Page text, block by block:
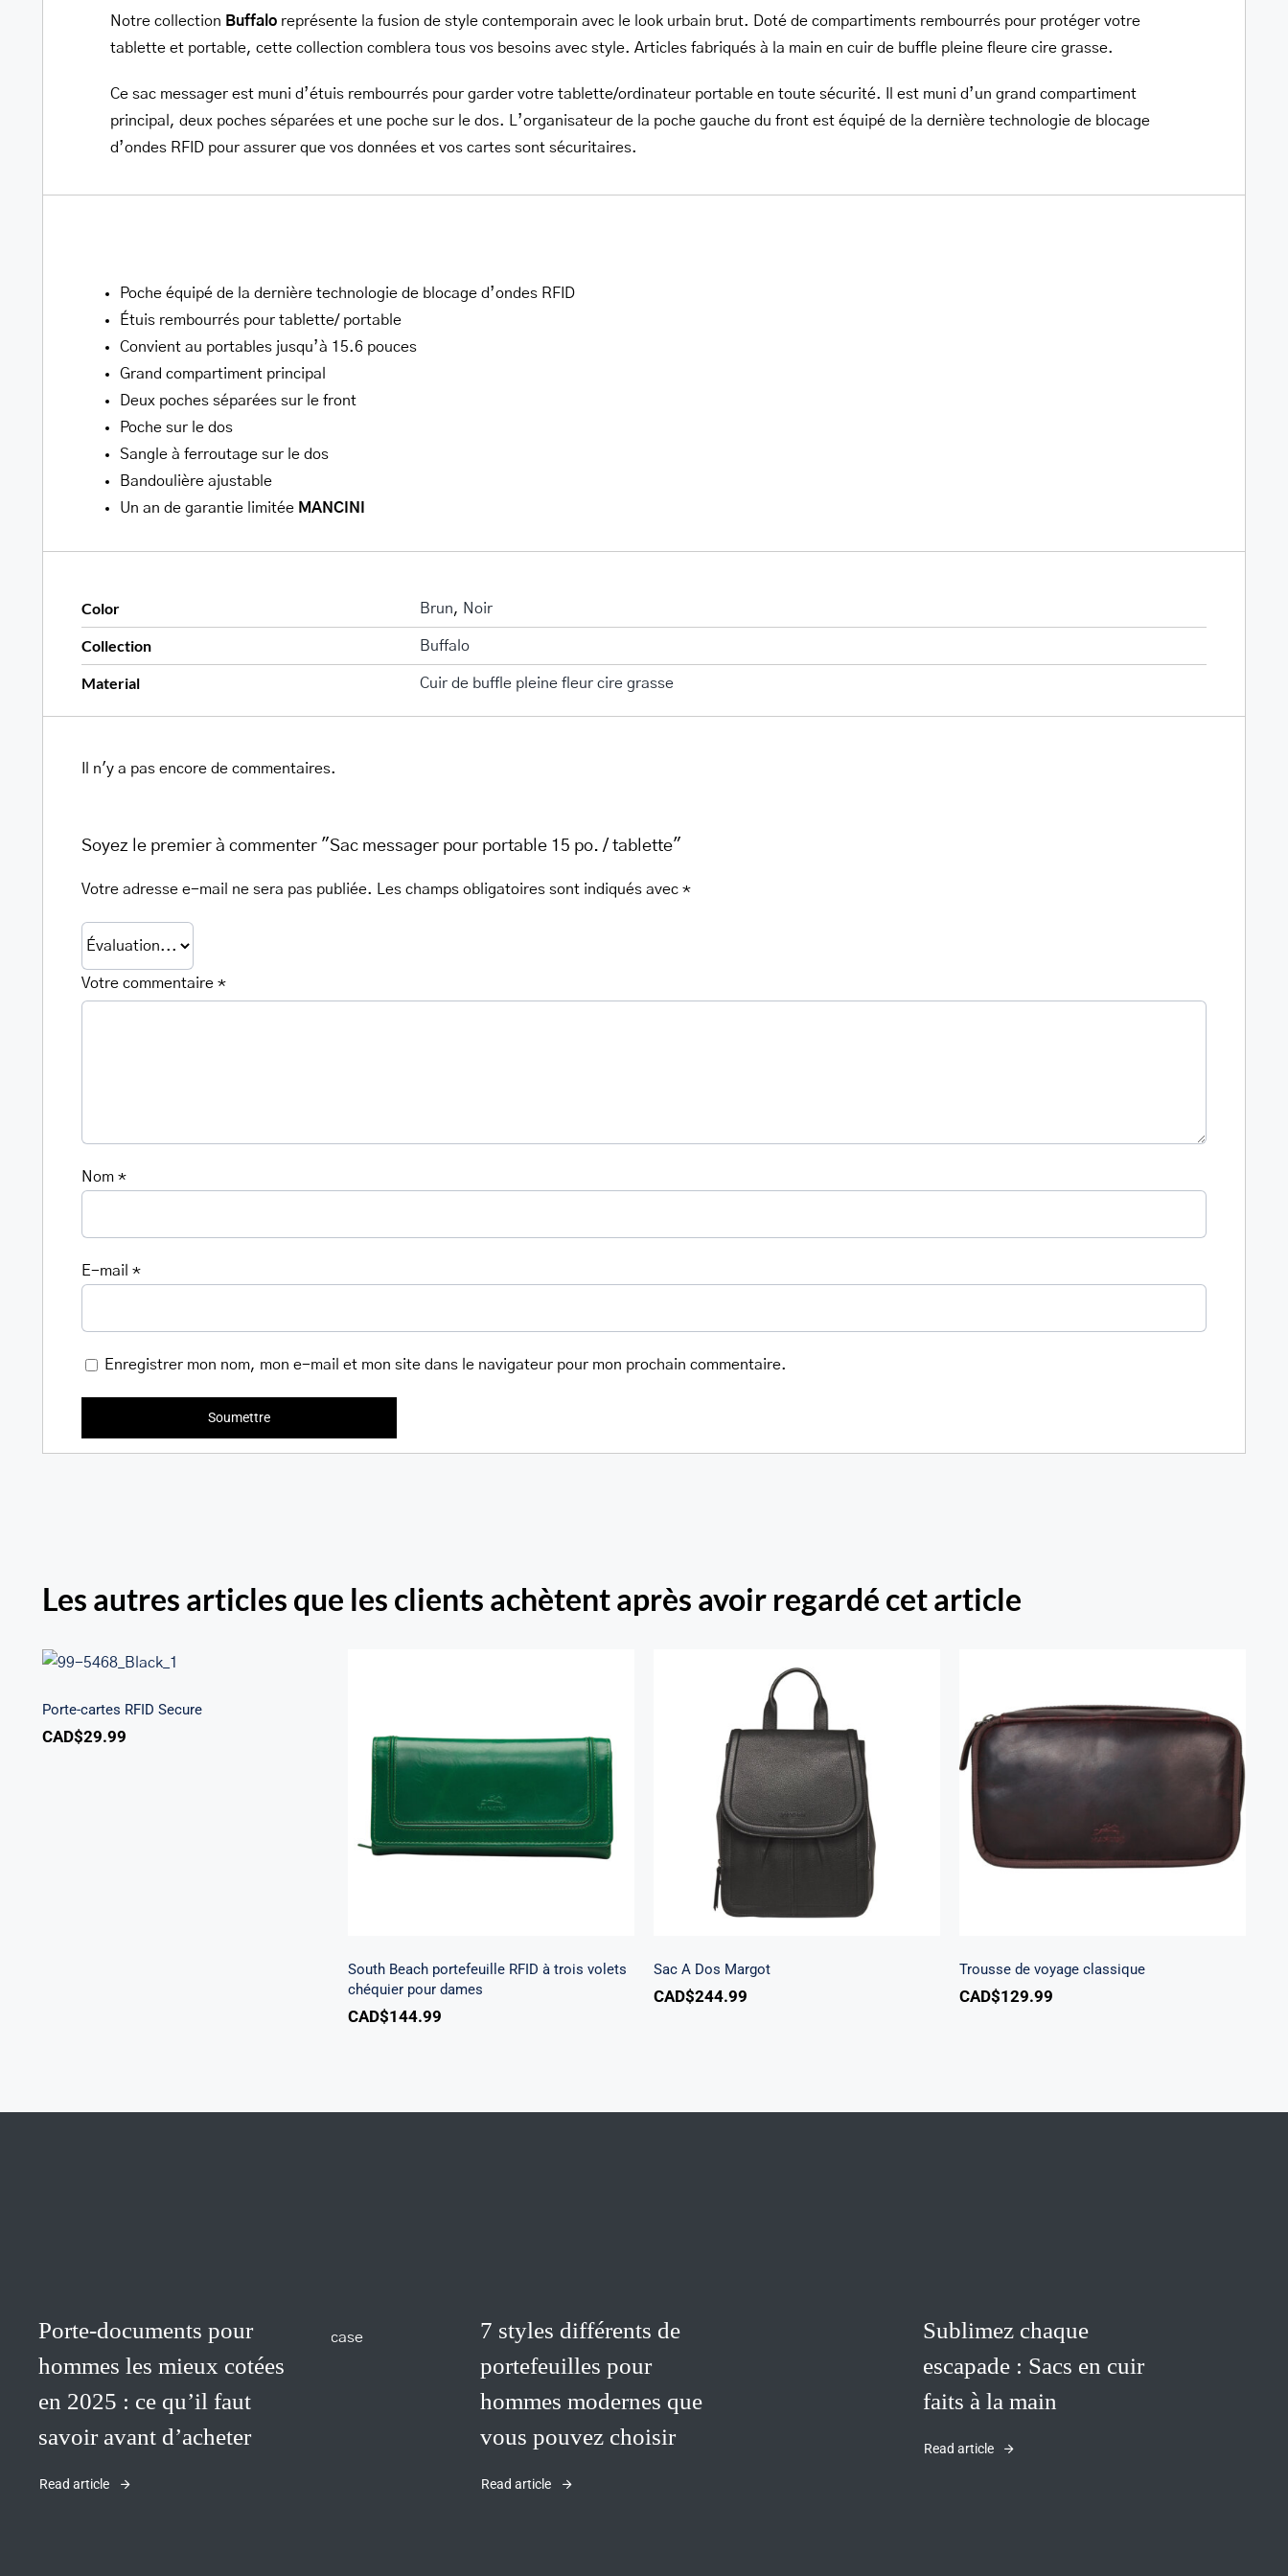
tablette
Notre collection Buffaloreprésente la fusion de style contemporain avec le look urbain brut. Doté de compartiments rembourrés pour protéger votre
tablette et portable, cette collection comblera tous vos besoins avec style. Articles fabriqués à la main en cuir de buffle pleine fleure cire grasse.
Ce sac messager est muni d’étuis rembourrés pour garder votre tablette/ordinateur portable en toute sécurité. Il est muni d’un grand compartiment
principal, deux poches séparées et une poche sur le dos. L’organisateur de la poche gauche du front est équipé de la dernière technologie de blocage
d’ondes RFID pour assurer que vos données et vos cartes sont sécuritaires.
Poche équipé de la dernière technologie de blocage d’ondes RFID
Étuis rembourrés pour tablette/ portable
Convient au portables jusqu’à 15.6 pouces
Grand compartiment principal
Deux poches séparées sur le front
Poche sur le dos
Sangle à ferroutage sur le dos
Bandoulière ajustable
Un an de garantie limitée MANCINI
Color Brun, Noir
Collection Buffalo
Material Cuir de buffle pleine fleur cire grasse
Il n'y a pas encore de commentaires.
Soyez le premier à commenter "Sac messager pour portable 15 po. / tablette"
Votre adresse e-mail ne sera pas publiée. Les champs obligatoires sont indiqués avec *
Votre commentaire *
Nom *
E-mail *
Enregistrer mon nom, mon e-mail et mon site dans le navigateur pour mon prochain commentaire.
Les autres articles que les clients achètent après avoir regardé cet article
Porte-cartes RFID Secure
Porte-cartes RFID Secure
CAD$29.99
South Beach portefeuille RFID
à trois volets chéquier pour
dames
South Beach portefeuille RFID à trois volets
chéquier pour dames
CAD$144.99
Sac A Dos Margot
Sac A Dos Margot
CAD$244.99
Trousse de voyage classique
Trousse de voyage classique
CAD$129.99
Porte-documents pour
hommes les mieux cotées
en 2025 : ce qu’il faut
savoir avant d’acheter
Read article
7 styles différents de
portefeuilles pour
hommes modernes que
vous pouvez choisir
Read article
Sublimez chaque
escapade : Sacs en cuir
faits à la main
Read article